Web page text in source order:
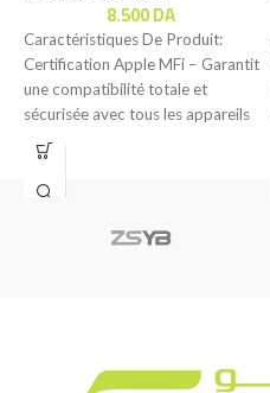
8.500DA
Caractéristiques De Produit:
Certification Apple MFi – Garantit
une compatibilité totale et
sécurisée avec tous les appareils
iOS (iPhone, iPad,